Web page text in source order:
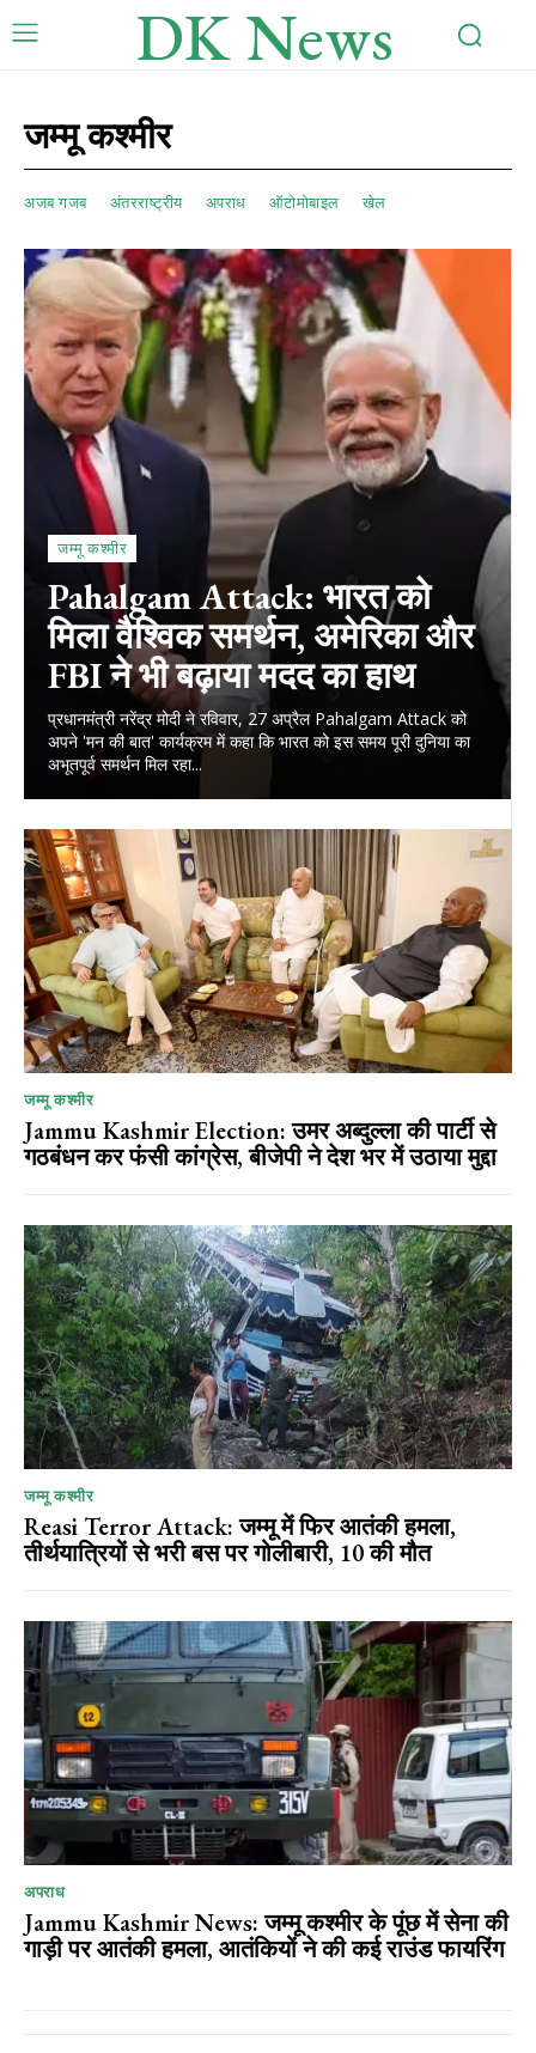
DK News
जम्मू कश्मीर
अजब गजब अंतरराष्ट्रीय अपराध ऑटोमोबाइल खेल
जम्मू कश्मीर
Pahalgam Attack: भारत को
मिला वैश्विक समर्थन, अमेरिका और
FBI ने भी बढ़ाया मदद का हाथ
प्रधानमंत्री नरेंद्र मोदी ने रविवार, 27 अप्रैल Pahalgam Attack को
अपने 'मन की बात' कार्यक्रम में कहा कि भारत को इस समय पूरी दुनिया का
अभूतपूर्व समर्थन मिल रहा...
जम्मू कश्मीर
Jammu Kashmir Election: उमर अब्दुल्ला की पार्टी से
गठबंधन कर फंसी कांग्रेस, बीजेपी ने देश भर में उठाया मुद्दा
जम्मू कश्मीर
Reasi Terror Attack: जम्मू में फिर आतंकी हमला,
तीर्थयात्रियों से भरी बस पर गोलीबारी, 10 की मौत
अपराध
Jammu Kashmir News: जम्मू कश्मीर के पूंछ में सेना की
गाड़ी पर आतंकी हमला, आतंकियों ने की कई राउंड फायरिंग